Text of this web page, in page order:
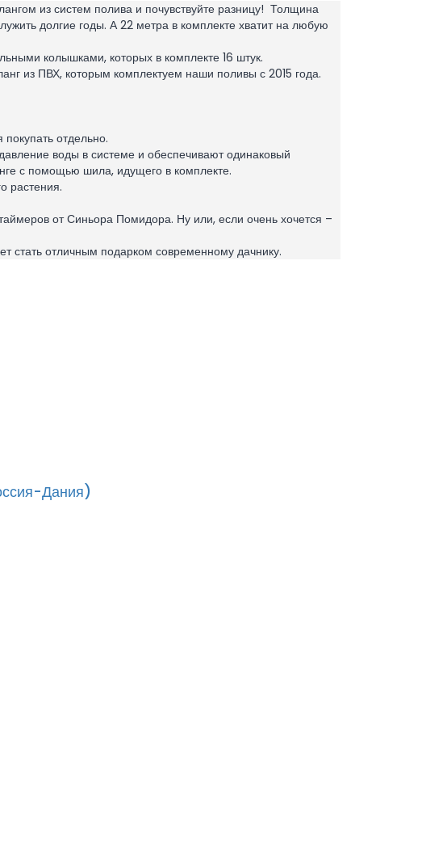
из систем полива и почувствуйте разницу! Толщина
долгие годы. А 22 метра в комплекте хватит на любую
колышками, которых в комплекте 16 штук.
из ПВХ, которым комплектуем наши поливы с 2015 года.
отдельно.
воды в системе и обеспечивают одинаковый
с помощью шила, идущего в комплекте.
растения.
от Синьора Помидора. Ну или, если очень хочется –
стать отличным подарком современному дачнику.
Дания)